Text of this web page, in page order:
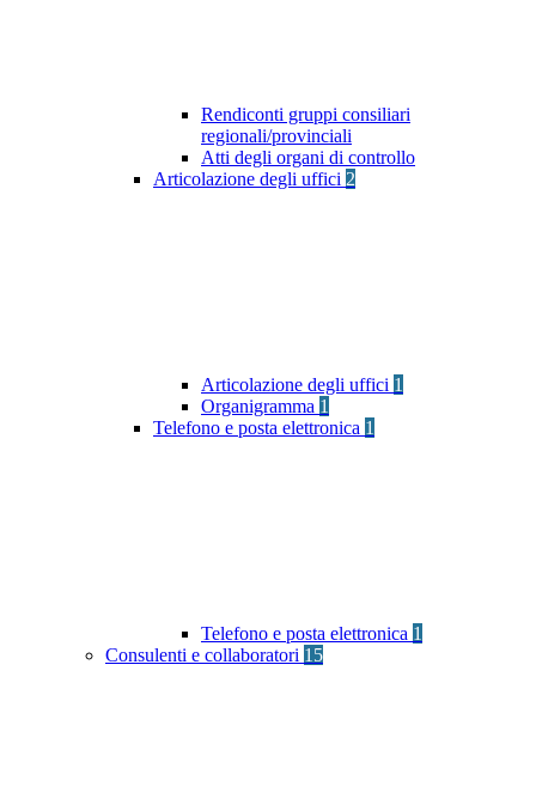
Rendiconti gruppi consiliari
regionali/provinciali
Atti degli organi di controllo
Articolazione degli uffici 2
Articolazione degli uffici 1
Organigramma 1
Telefono e posta elettronica 1
Telefono e posta elettronica 1
Consulenti e collaboratori 15